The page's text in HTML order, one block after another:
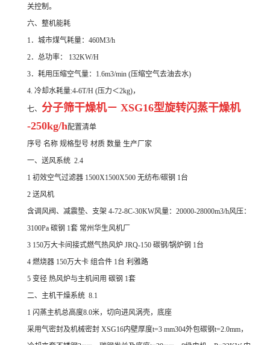
关控制。
六、整机能耗
1．城市煤气耗量：460M3/h
2．总功率： 132KW/H
3．耗用压缩空气量：1.6m3/min (压缩空气去油去水)
4. 冷却水耗量:4-6T/H (压力＜2kg)，
七、 分子筛干燥机－ XSG16型旋转闪蒸干燥机
-250kg/h配置清单
序号 名称 规格型号 材质 数量 生产厂家
一、送风系统 2.4
1 初效空气过滤器 1500X1500X500 无纺布/碳钢 1台
2 送风机
含调风阀、减震垫、支架 4-72-8C-30KW风量：20000-28000m3/h风压：
3100Pa 碳钢 1套 常州华生风机厂
3 150万大卡间接式燃气热风炉 JRQ-150 碳钢/锅炉钢 1台
4 燃烧器 150万大卡 组合件 1台 利雅路
5 变径 热风炉与主机间用 碳钢 1套
二、主机干燥系统 8.1
1 闪蒸主机总高度8.0米，切向进风涡壳，底座
采用气密封及机械密封 XSG16内壁厚度t=3 mm304外包碳钢t=2.0mm，